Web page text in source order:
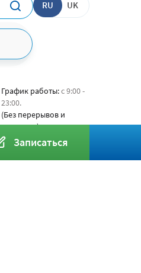
RU UK
График работы:с 9:00 -
23:00.
(Без перерывов и
выходных)
Записаться